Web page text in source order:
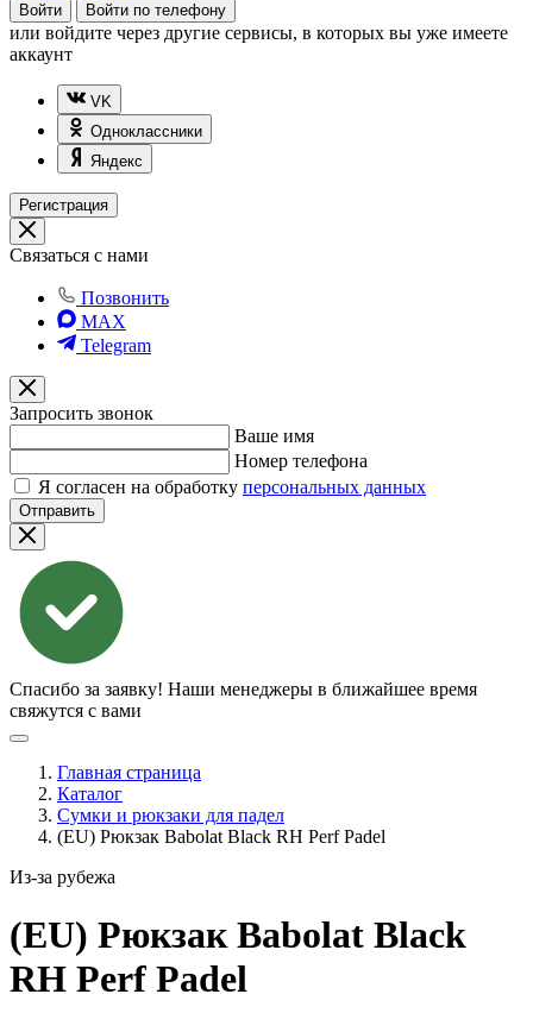
Войти Войти по телефону
или войдите через другие сервисы, в которых вы уже имеете
аккаунт
VK
Одноклассники
Яндекс
Регистрация
Связаться с нами
Позвонить
MAX
Telegram
Запросить звонок
Ваше имя
Номер телефона
Я согласен на обработку персональных данных
Отправить
Спасибо за заявку! Наши менеджеры в ближайшее время
свяжутся с вами
Главная страница
Каталог
Сумки и рюкзаки для падел
(EU) Рюкзак Babolat Black RH Perf Padel
Из-за рубежа
(EU) Рюкзак Babolat Black
RH Perf Padel